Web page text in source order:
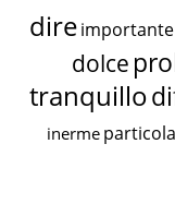
dire importante
dolce
tranquillo
inerme